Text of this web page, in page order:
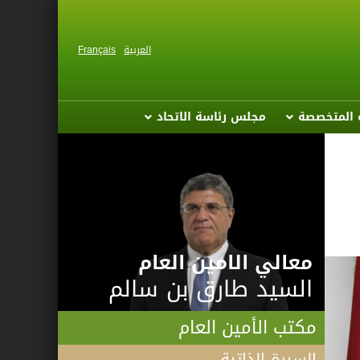
العربية Français
المتخصصة مجلس رئاسة الاتحاد
معالي الامين العام
السيد طارق بن سالم
مكتب الأمين العام